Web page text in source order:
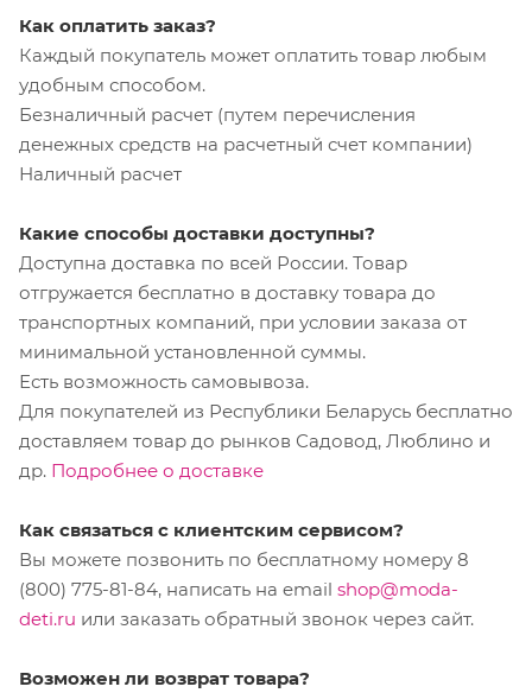
Как оплатить заказ?
Каждый покупатель может оплатить товар любым
удобным способом.
Безналичный расчет (путем перечисления
денежных средств на расчетный счет компании)
Наличный расчет
Какие способы доставки доступны?
Доступна доставка по всей России. Товар
отгружается бесплатно в доставку товара до
транспортных компаний, при условии заказа от
минимальной установленной суммы.
Есть возможность самовывоза.
Для покупателей из Республики Беларусь бесплатно
доставляем товар до рынков Садовод, Люблино и
др. Подробнее о доставке
Как связаться с клиентским сервисом?
Вы можете позвонить по бесплатному номеру 8
(800) 775-81-84, написать на email shop@moda-
deti.ru или заказать обратный звонок через сайт.
Возможен ли возврат товара?